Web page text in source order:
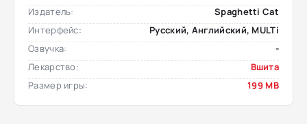
Издатель:
Spaghetti Cat
Интерфейс:
Русский, Английский, MULTi
Озвучка:
-
Лекарство:
Вшита
Размер игры:
199 MB